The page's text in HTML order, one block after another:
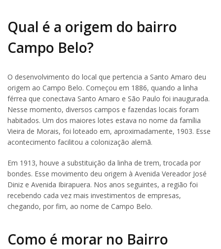
Qual é a origem do bairro
Campo Belo?
O desenvolvimento do local que pertencia a Santo Amaro deu
origem ao Campo Belo. Começou em 1886, quando a linha
férrea que conectava Santo Amaro e São Paulo foi inaugurada.
Nesse momento, diversos campos e fazendas locais foram
habitados. Um dos maiores lotes estava no nome da família
Vieira de Morais, foi loteado em, aproximadamente, 1903. Esse
acontecimento facilitou a colonização alemã.
Em 1913, houve a substituição da linha de trem, trocada por
bondes. Esse movimento deu origem à Avenida Vereador José
Diniz e Avenida Ibirapuera. Nos anos seguintes, a região foi
recebendo cada vez mais investimentos de empresas,
chegando, por fim, ao nome de Campo Belo.
Como é morar no Bairro